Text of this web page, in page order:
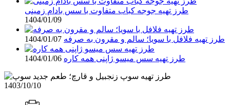
طرز تهیه جوجه کباب متفاوت با سس بادام زمینی
1404/01/09
طرز تهیه فلافل با سویا؛ سالم و مقرون‌ به صرفه 1404/01/07
طرز تهیه سس میسو ژاپنی همه کاره 1404/01/06
1403/10/10